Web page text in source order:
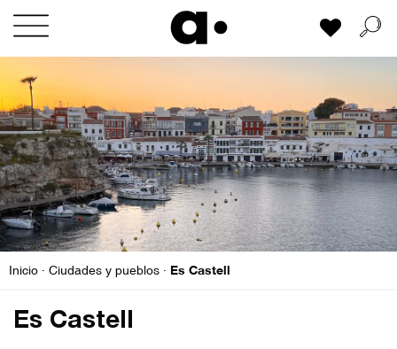
Skip
content
Mi lista
Inicio · Ciudades y pueblos · Es Castell
Es Castell